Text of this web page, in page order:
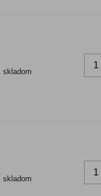
skladom
skladom